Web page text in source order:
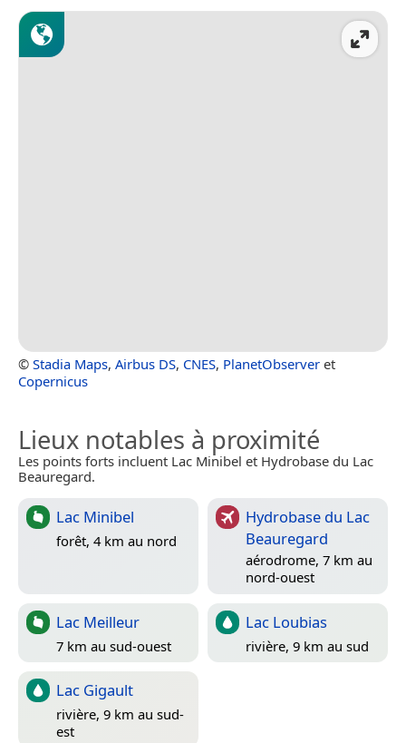
© Stadia Maps, Airbus DS, CNES, PlanetObserver et
Copernicus
Lieux notables à proximité
Les points forts incluent Lac Minibel et Hydrobase du Lac
Beauregard.
Lac Minibel
forêt, 4 km au nord
Hydrobase du Lac
Beauregard
aérodrome, 7 km au
nord-ouest
Lac Meilleur
7 km au sud-ouest
Lac Loubias
rivière, 9 km au sud
Lac Gigault
rivière, 9 km au sud-
est